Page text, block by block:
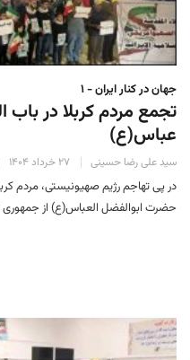
جهان در کنار ایران - ۱
تجمع مردم کربلا در باب
عباس(ع)
سید علی رضا حسینی ۲۷ خرداد ۱۴۰۴
در پی تهاجم رژیم صهیونیستی، مردم
حضرت ابوالفضل العباس(ع) از جمهوری